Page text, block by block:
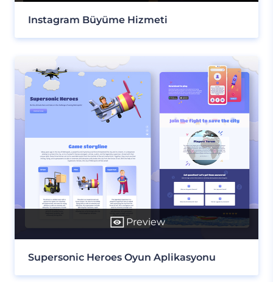
Instagram Büyüme Hizmeti
Preview
Supersonic Heroes Oyun Aplikasyonu